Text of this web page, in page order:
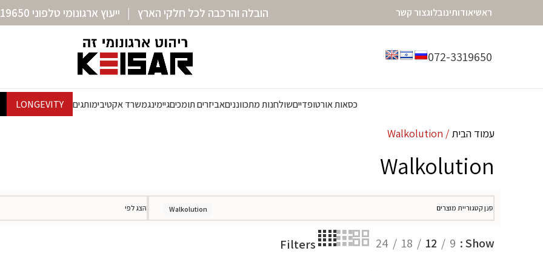
ראשיאודותינובלוגצור קשר הובלה והרכבה לכל חלקי הארץ | ייעוץ ארגונומי טלפוני 072-3319650
072-3319650
כסאות אורטופדייםשולחנות מתכוונניםאביזרים תומכיםגיימינגמשרד אקטיבימותגים LONGEVITY
עמוד הבית Walkolution
Walkolution
סנן קטגוריית מוצרים Walkolution הצג לפי
Show
9
12
18
24
Filters